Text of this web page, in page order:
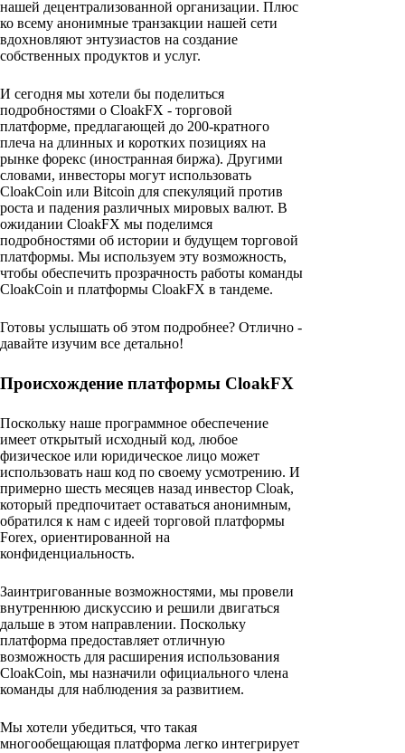
нашей децентрализованной организации. Плюс
ко всему анонимные транзакции нашей сети
вдохновляют энтузиастов на создание
собственных продуктов и услуг.
И сегодня мы хотели бы поделиться
подробностями о CloakFX - торговой
платформе, предлагающей до 200-кратного
плеча на длинных и коротких позициях на
рынке форекс (иностранная биржа). Другими
словами, инвесторы могут использовать
CloakCoin или Bitcoin для спекуляций против
роста и падения различных мировых валют. В
ожидании CloakFX мы поделимся
подробностями об истории и будущем торговой
платформы. Мы используем эту возможность,
чтобы обеспечить прозрачность работы команды
CloakCoin и платформы CloakFX в тандеме.
Готовы услышать об этом подробнее? Отлично -
давайте изучим все детально!
Происхождение платформы CloakFX
Поскольку наше программное обеспечение
имеет открытый исходный код, любое
физическое или юридическое лицо может
использовать наш код по своему усмотрению. И
примерно шесть месяцев назад инвестор Cloak,
который предпочитает оставаться анонимным,
обратился к нам с идеей торговой платформы
Forex, ориентированной на
конфиденциальность.
Заинтригованные возможностями, мы провели
внутреннюю дискуссию и решили двигаться
дальше в этом направлении. Поскольку
платформа предоставляет отличную
возможность для расширения использования
CloakCoin, мы назначили официального члена
команды для наблюдения за развитием.
Мы хотели убедиться, что такая
многообещающая платформа легко интегрирует